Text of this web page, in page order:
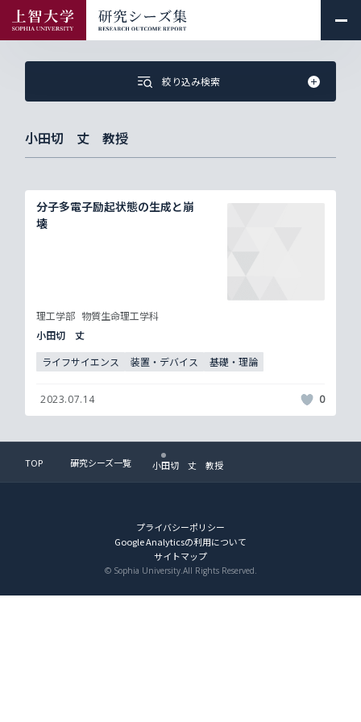
絞り込み検索
小田切 丈 教授
分子多電子励起状態の生成と崩
壊
理工学部 物質生命理工学科
小田切 丈
ライフサイエンス
装置・デバイス 基礎・理論
2023.07.14 0
TOP 研究シーズ一覧 小田切 丈 教授
プライバシーポリシー
Google Analyticsの利用について
サイトマップ
© Sophia University.All Rights Reserved.